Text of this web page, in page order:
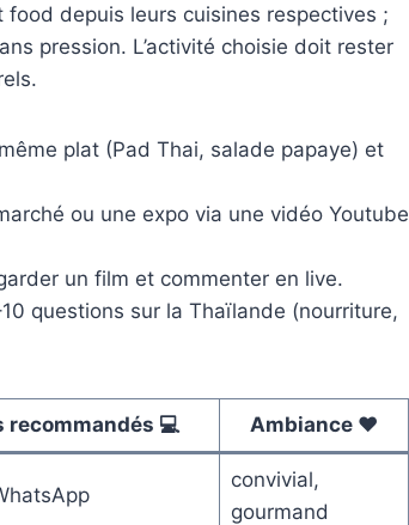
depuis leurs cuisines respectives ;
pression. L’activité choisie doit rester
plat (Pad Thai, salade papaye) et
ou une expo via une vidéo Youtube
un film et commenter en live.
questions sur la Thaïlande (nourriture,
recommandés 💻 Ambiance ❤️
convivial,
gourmand